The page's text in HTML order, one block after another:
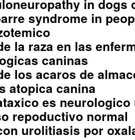
in dogs
syndrome in
la raza en las
caninas
los acaros de
atopica canina
es
repoductivo normal
urolitiasis por